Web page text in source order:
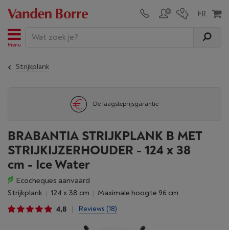
Menu
Strijkplank
De laagsteprijsgarantie
BRABANTIA STRIJKPLANK B MET
STRIJKIJZERHOUDER - 124 x 38
cm - Ice Water
Ecocheques aanvaard
Strijkplank
124 x 38 cm
maximale hoogte 96 cm
4,8
Reviews (18)